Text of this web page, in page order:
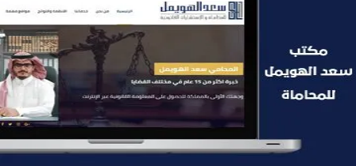
موقع سعد الهويمل للمحاماة
التفاصيل